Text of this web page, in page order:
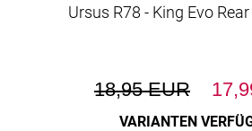
Ursus R78 - King Evo
18,95 EUR
VARIANTEN